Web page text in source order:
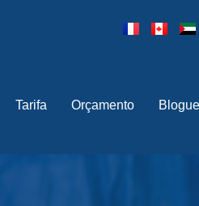
Tarifa Orçamento Blogue